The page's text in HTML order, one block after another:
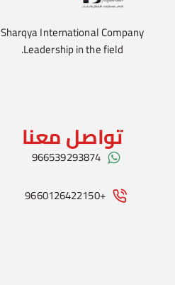
Sharqya International Company
Leadership in the field.
تواصل معنا
966539293874
+9660126422150